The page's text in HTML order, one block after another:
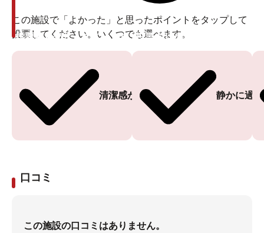
この施設で「よかった」と思ったポイントをタップして
投票してください。いくつでも選べます。
清潔感がある
投票ありがとうございます
静かに過
投票ありがとうございます
口コミ
この施設の口コミはありません。